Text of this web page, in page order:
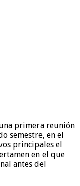
primera reunión
semestre, en el
principales el
en el que
antes del